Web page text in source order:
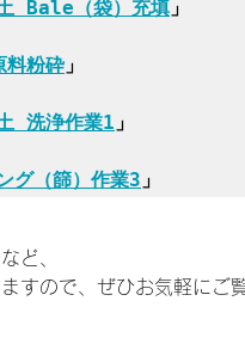
Bale（袋）充填 」
料粉砕 」
洗浄作業1 」
グ（篩）作業3 」
ど、
すので、ぜひお気軽にご